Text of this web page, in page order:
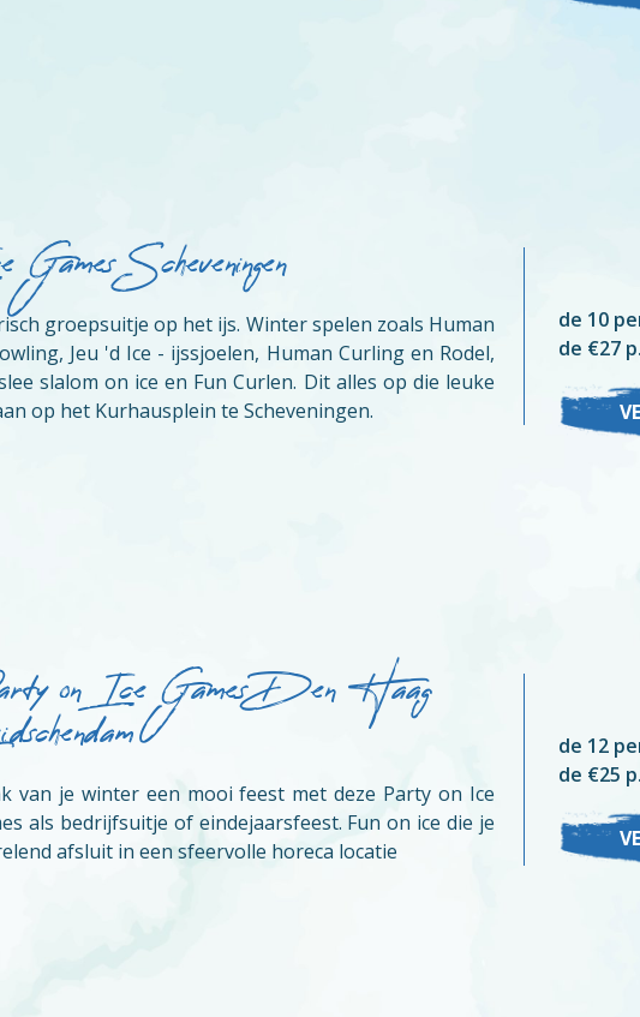
Scheveningen
groepsuitje op het ijs. Winter spelen zoals Human
Jeu 'd Ice - ijssjoelen, Human Curling en Rodel,
slalom on ice en Fun Curlen. Dit alles op die leuke
op het Kurhausplein te Scheveningen.
de 10
de €27
on Ice Games Den Haag
van je winter een mooi feest met deze Party on Ice
als bedrijfsuitje of eindejaarsfeest. Fun on ice die je
afsluit in een sfeervolle horeca locatie
de 12
de €25